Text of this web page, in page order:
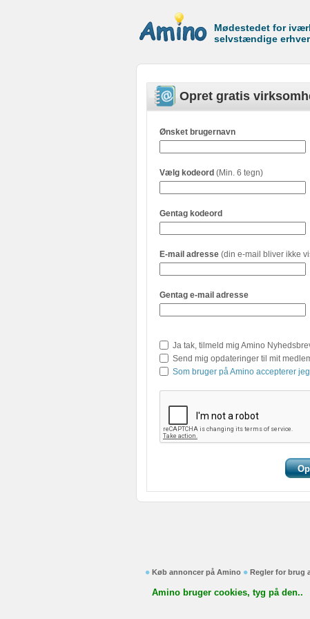
Mødestedet for
selvstændige
Opret gratis
Ønsket brugernavn
Vælg kodeord (Min. 6 tegn)
Gentag kodeord
E-mail adresse (din e-mail bliver ikke
Gentag e-mail adresse
Ja tak, tilmeld mig Amino
Send mig opdateringer til mit
Som bruger på Amino accepterer
Køb annoncer på Amino Regler for brug
Amino bruger cookies, tyg på den..